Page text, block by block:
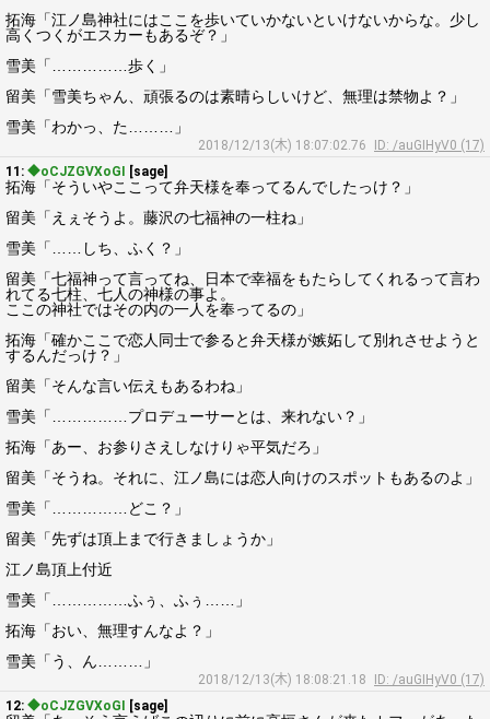
拓海「江ノ島神社にはここを歩いていかないといけないからな。少し
高くつくがエスカーもあるぞ？」
雪美「……………歩く」
留美「雪美ちゃん、頑張るのは素晴らしいけど、無理は禁物よ？」
雪美「わかっ、た………」
2018/12/13(木) 18:07:02.76
ID: /auGIHyV0 (17)
11: ◆oCJZGVXoGI [sage]
拓海「そういやここって弁天様を奉ってるんでしたっけ？」
留美「えぇそうよ。藤沢の七福神の一柱ね」
雪美「……しち、ふく？」
留美「七福神って言ってね、日本で幸福をもたらしてくれるって言わ
れてる七柱、七人の神様の事よ。
ここの神社ではその内の一人を奉ってるの」
拓海「確かここで恋人同士で参ると弁天様が嫉妬して別れさせようと
するんだっけ？」
留美「そんな言い伝えもあるわね」
雪美「……………プロデューサーとは、来れない？」
拓海「あー、お参りさえしなけりゃ平気だろ」
留美「そうね。それに、江ノ島には恋人向けのスポットもあるのよ」
雪美「……………どこ？」
留美「先ずは頂上まで行きましょうか」
江ノ島頂上付近
雪美「……………ふぅ、ふぅ……」
拓海「おい、無理すんなよ？」
雪美「う、ん………」
2018/12/13(木) 18:08:21.18
ID: /auGIHyV0 (17)
12: ◆oCJZGVXoGI [sage]